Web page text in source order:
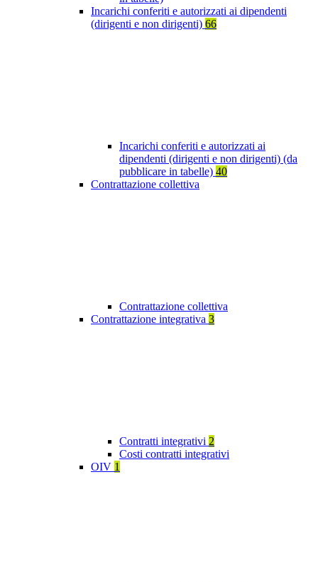
Incarichi conferiti e autorizzati ai dipendenti
(dirigenti e non dirigenti) 66
Incarichi conferiti e autorizzati ai
dipendenti (dirigenti e non dirigenti) (da
pubblicare in tabelle) 40
Contrattazione collettiva
Contrattazione collettiva
Contrattazione integrativa 3
Contratti integrativi 2
Costi contratti integrativi
OIV 1